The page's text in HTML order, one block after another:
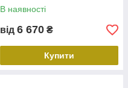
В наявності
від 6 670 ₴
Купити